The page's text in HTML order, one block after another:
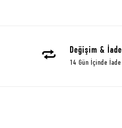
Değişim & İade
14 Gün İçinde İade